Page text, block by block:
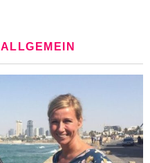
ALLGEMEIN